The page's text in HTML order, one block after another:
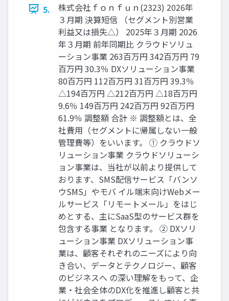
5.
株式会社ｆｏｎｆｕｎ(2323) 2026年
３月期 決算短信 （セグメント別営業
利益又は損失△） 2025年３月期 2026
年３月期 前年同期比 クラウドソリュ
ーション事業 263百万円 342百万円 79
百万円 30.3％ DXソリューション事業
80百万円 112百万円 31百万円 39.3％
△194百万円 △212百万円 △18百万円
9.6％ 149百万円 242百万円 92百万円
61.9％ 調整額 合計 ※ 調整額とは、全
社費用（セグメントに帰属しない一般
管理費等）をいいます。 ① クラウドソ
リューション事業 クラウドソリューシ
ョン事業は、当社が以前より提供して
おります、SMS配信サービス「バンソ
ウSMS」やモバ イル端末向けWebメー
ルサービス「リモートメール」をはじ
めとする、主にSaaS型のサービス群を
包含する事業 となります。 ② DXソリ
ューション事業 DXソリューション事
業は、顧客それぞれのニーズにより向
き合い、データとテクノロジー、顧客
のビジネスへ の深い理解をもって、企
業・社会全体のDX化を推進し顧客と共